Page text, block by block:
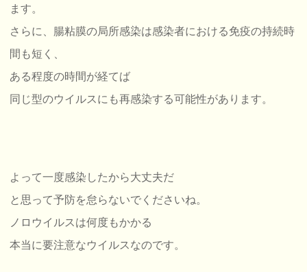
ます。
さらに、腸粘膜の局所感染は感染者における免疫の持続時
間も短く、
ある程度の時間が経てば
同じ型のウイルスにも再感染する可能性があります。
よって一度感染したから大丈夫だ
と思って予防を怠らないでくださいね。
ノロウイルスは何度もかかる
本当に要注意なウイルスなのです。